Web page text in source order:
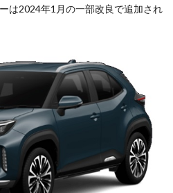
は2024年1月の一部改良で追加され